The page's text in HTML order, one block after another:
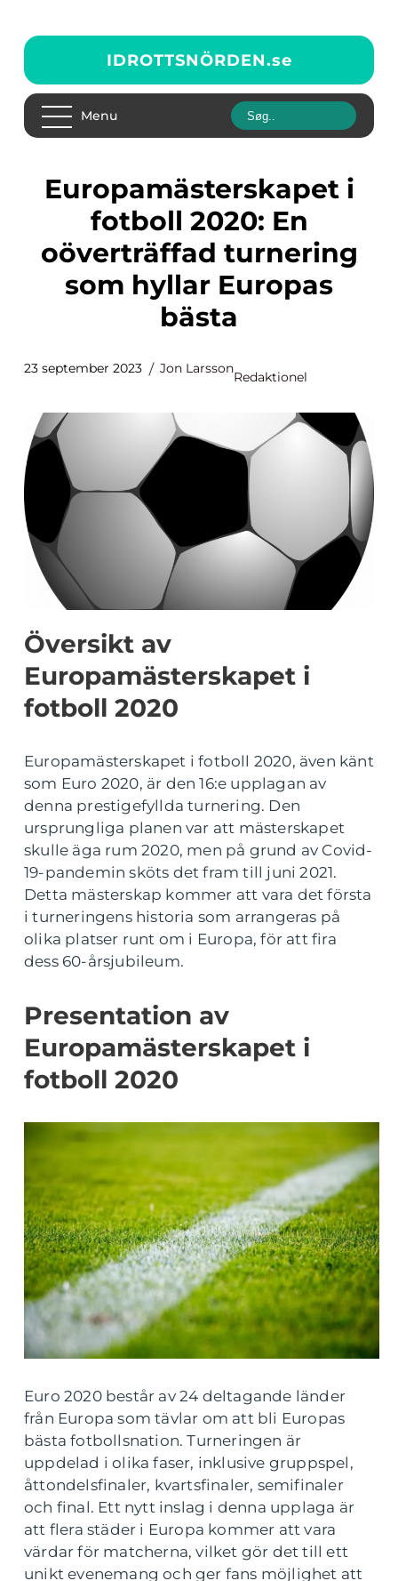
IDROTTSNÖRDEN.se
Menu
Europamästerskapet i
fotboll 2020: En
oöverträffad turnering
som hyllar Europas
bästa
23 september 2023 Jon Larsson
Redaktionel
Översikt av
Europamästerskapet i
fotboll 2020
Europamästerskapet i fotboll 2020, även känt
som Euro 2020, är den 16:e upplagan av
denna prestigefyllda turnering. Den
ursprungliga planen var att mästerskapet
skulle äga rum 2020, men på grund av Covid-
19-pandemin sköts det fram till juni 2021.
Detta mästerskap kommer att vara det första
i turneringens historia som arrangeras på
olika platser runt om i Europa, för att fira
dess 60-årsjubileum.
Presentation av
Europamästerskapet i
fotboll 2020
Euro 2020 består av 24 deltagande länder
från Europa som tävlar om att bli Europas
bästa fotbollsnation. Turneringen är
uppdelad i olika faser, inklusive gruppspel,
åttondelsfinaler, kvartsfinaler, semifinaler
och final. Ett nytt inslag i denna upplaga är
att flera städer i Europa kommer att vara
värdar för matcherna, vilket gör det till ett
unikt evenemang och ger fans möjlighet att